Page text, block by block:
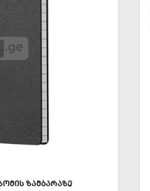
ᲖᲐᲛᲑᲐᲠᲐᲖᲔ